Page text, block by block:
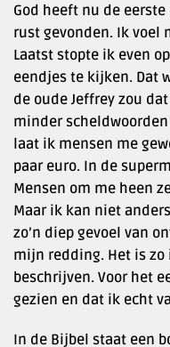
God heeft nu de
rust gevonden. Ik voel
Laatst stopte ik even
eendjes te kijken. Dat
de oude Jeffrey zou
minder
laat ik mensen me
paar euro. In de
Mensen om me heen
Maar ik kan niet
zo’n diep gevoel van
mijn redding. Het is
beschrijven. Voor het
gezien en dat ik echt
In de Bijbel staat een